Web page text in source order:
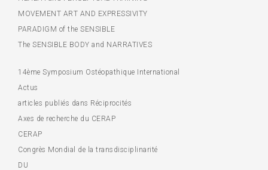
MOVEMENT ART AND EXPRESSIVITY
PARADIGM of the SENSIBLE
The SENSIBLE BODY and NARRATIVES
14ème Symposium Ostéopathique International
Actus
articles publiés dans Réciprocités
Axes de recherche du CERAP
CERAP
Congrès Mondial de la transdisciplinarité
DU